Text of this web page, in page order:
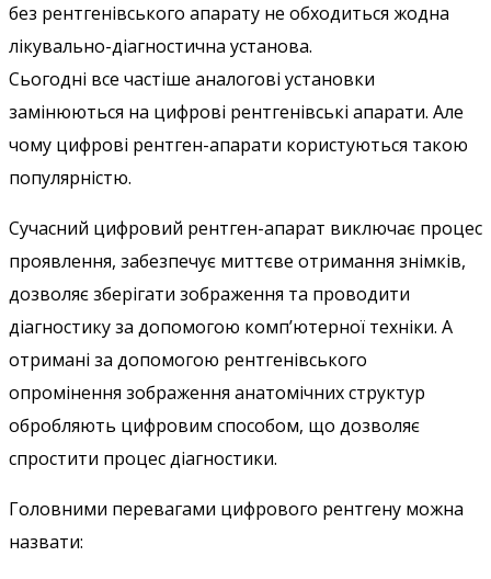
без рентгенівського апарату не обходиться жодна
лікувально-діагностична установа.
Сьогодні все частіше аналогові установки
замінюються на цифрові рентгенівські апарати. Але
чому цифрові рентген-апарати користуються такою
популярністю.
Сучасний цифровий рентген-апарат виключає процес
проявлення, забезпечує миттєве отримання знімків,
дозволяє зберігати зображення та проводити
діагностику за допомогою комп’ютерної техніки. А
отримані за допомогою рентгенівського
опромінення зображення анатомічних структур
обробляють цифровим способом, що дозволяє
спростити процес діагностики.
Головними перевагами цифрового рентгену можна
назвати: